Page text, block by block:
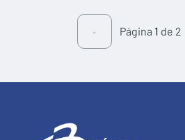
Página 1 de 2